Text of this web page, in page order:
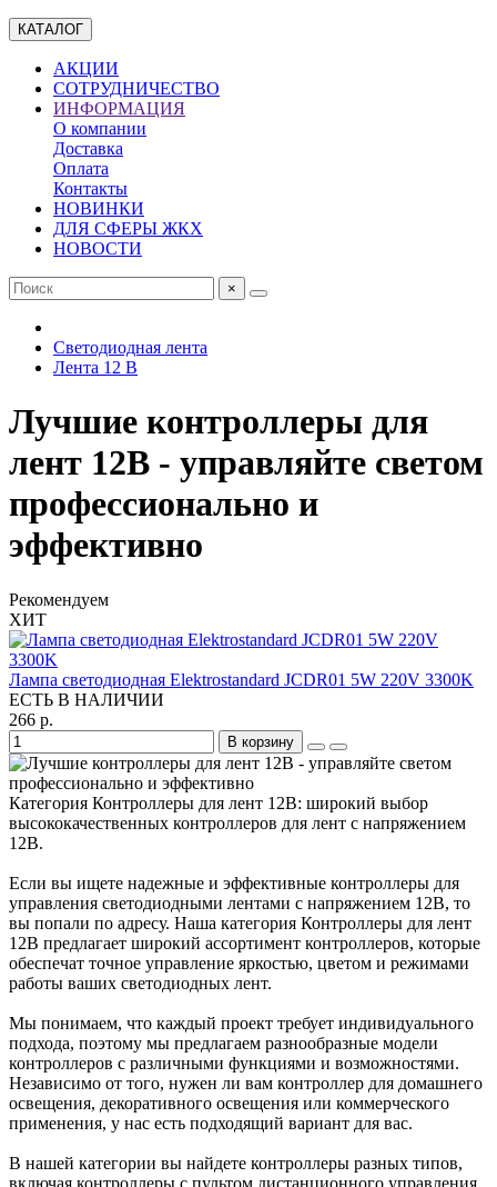
КАТАЛОГ
АКЦИИ
СОТРУДНИЧЕСТВО
ИНФОРМАЦИЯ
О компании
Доставка
Оплата
Контакты
НОВИНКИ
ДЛЯ СФЕРЫ ЖКХ
НОВОСТИ
×
Светодиодная лента
Лента 12 В
Лучшие контроллеры для
лент 12В - управляйте светом
профессионально и
эффективно
Рекомендуем
ХИТ
Лампа светодиодная Elektrostandard JCDR01 5W 220V 3300K
ЕСТЬ В НАЛИЧИИ
266 р.
В корзину
Категория Контроллеры для лент 12В: широкий выбор
высококачественных контроллеров для лент с напряжением
12В.
Если вы ищете надежные и эффективные контроллеры для
управления светодиодными лентами с напряжением 12В, то
вы попали по адресу. Наша категория Контроллеры для лент
12В предлагает широкий ассортимент контроллеров, которые
обеспечат точное управление яркостью, цветом и режимами
работы ваших светодиодных лент.
Мы понимаем, что каждый проект требует индивидуального
подхода, поэтому мы предлагаем разнообразные модели
контроллеров с различными функциями и возможностями.
Независимо от того, нужен ли вам контроллер для домашнего
освещения, декоративного освещения или коммерческого
применения, у нас есть подходящий вариант для вас.
В нашей категории вы найдете контроллеры разных типов,
включая контроллеры с пультом дистанционного управления,